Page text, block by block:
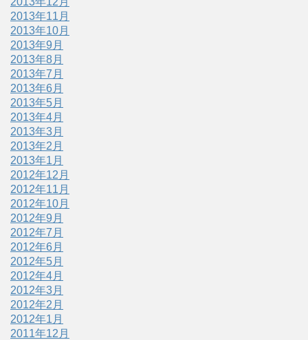
2013年11月
2013年10月
2013年9月
2013年8月
2013年7月
2013年6月
2013年5月
2013年4月
2013年3月
2013年2月
2013年1月
2012年12月
2012年11月
2012年10月
2012年9月
2012年7月
2012年6月
2012年5月
2012年4月
2012年3月
2012年2月
2012年1月
2011年12月